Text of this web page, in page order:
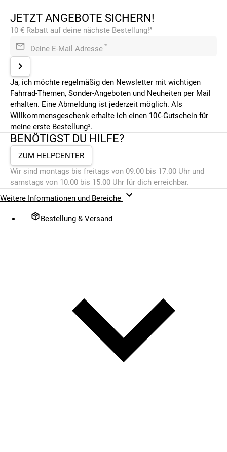
JETZT ANGEBOTE SICHERN!
10 € Rabatt auf deine nächste Bestellung!³
Deine E-Mail Adresse *
Ja, ich möchte regelmäßig den Newsletter mit wichtigen
Fahrrad-Themen, Sonder-Angeboten und Neuheiten per Mail
erhalten. Eine Abmeldung ist jederzeit möglich. Als
Willkommensgeschenk erhalte ich einen 10€-Gutschein für
meine erste Bestellung³.
BENÖTIGST DU HILFE?
ZUM HELPCENTER
Wir sind montags bis freitags von 09.00 bis 17.00 Uhr und
samstags von 10.00 bis 15.00 Uhr für dich erreichbar.
Weitere Informationen und Bereiche
Bestellung & Versand